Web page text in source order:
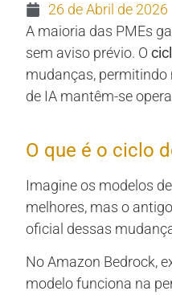
26 de Abril de 2026
A maioria das PMEs
sem aviso prévio. O
mudanças, permitindo
de IA mantêm-se
O que é o ciclo
Imagine os modelos
melhores, mas o
oficial dessas
No Amazon Bedrock,
modelo funciona na